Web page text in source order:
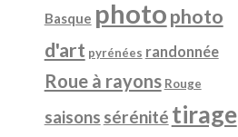
Basque photophoto
d'art pyrénées randonnée
Roue à rayons Rouge
saisons sérénité tirage